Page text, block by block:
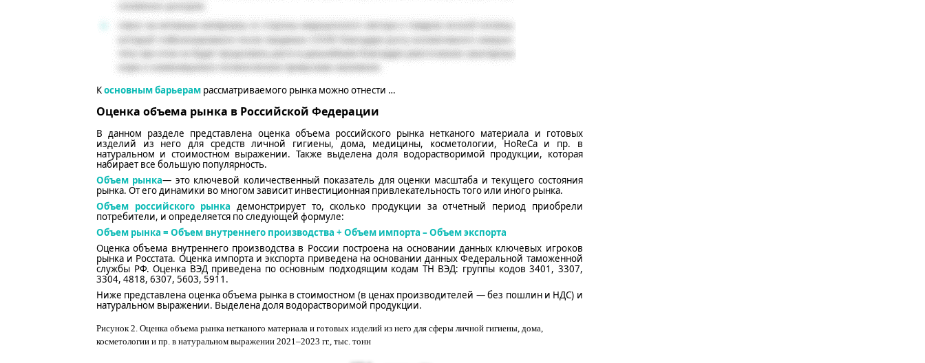
Косновным барьерам рассматриваемого рынка можно отнести …
Оценка объема рынка в Российской Федерации
В данном разделе представлена оценка объема российского рынка нетканого материала и готовых
изделий из него для средств личной гигиены, дома, медицины, косметологии, HoReCa и пр. в
натуральном и стоимостном выражении. Также выделена доля водорастворимой продукции, которая
набирает все большую популярность.
Объем рынка— это ключевой количественный показатель для оценки масштаба и текущего состояния
рынка. От его динамики во многом зависит инвестиционная привлекательность того или иного рынка.
Объем российского рынка демонстрирует то, сколько продукции за отчетный период приобрели
потребители, и определяется по следующей формуле:
Объем рынка = Объем внутреннего производства + Объемимпорта – Объем экспорта
Оценка объема внутреннего производства в России построена на основании данных ключевых игроков
рынкаи Росстата. Оценка импорта и экспорта приведена на основании данных Федеральной таможенной
службы РФ.Оценка ВЭД приведена по основным подходящим кодам ТН ВЭД: группы кодов3401, 3307,
3304, 4818, 6307, 5603, 5911.
Ниже представлена оценка объема рынка в стоимостном (в ценах производителей — без пошлин и НДС) и
натуральном выражении. Выделена доля водорастворимой продукции.
Рисунок2. Оценка объема рынка нетканого материала и готовых изделий из него для сферы личной гигиены, дома,
косметологии и пр.в натуральном выражении 2021–2023 гг., тыс. тонн